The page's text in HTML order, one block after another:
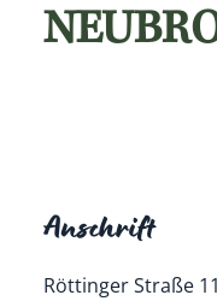
Anschrift
Röttinger Straße 11